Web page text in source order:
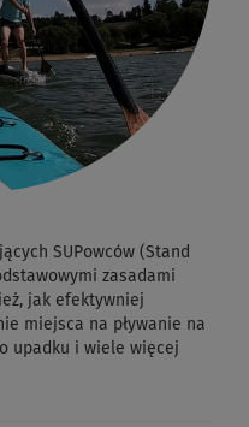
SUPowców (Stand
zasadami
jak efektywniej
miejsca na pływanie na
upadku i wiele więcej